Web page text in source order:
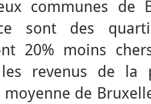
communes de
sont des
20% moins
revenus de la
de